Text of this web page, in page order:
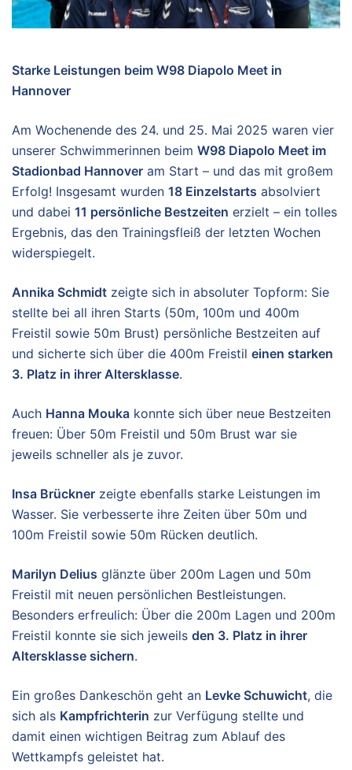
Starke Leistungen beim W98 Diapolo Meet in
Hannover
Am Wochenende des 24. und 25. Mai 2025 waren vier
unserer Schwimmerinnen beim W98 Diapolo Meet im
Stadionbad Hannover am Start – und das mit großem
Erfolg! Insgesamt wurden 18 Einzelstarts absolviert
und dabei 11 persönliche Bestzeiten erzielt – ein tolles
Ergebnis, das den Trainingsfleiß der letzten Wochen
widerspiegelt.
Annika Schmidt zeigte sich in absoluter Topform: Sie
stellte bei all ihren Starts (50m, 100m und 400m
Freistil sowie 50m Brust) persönliche Bestzeiten auf
und sicherte sich über die 400m Freistil einen starken
3. Platz in ihrer Altersklasse.
Auch Hanna Mouka konnte sich über neue Bestzeiten
freuen: Über 50m Freistil und 50m Brust war sie
jeweils schneller als je zuvor.
Insa Brückner zeigte ebenfalls starke Leistungen im
Wasser. Sie verbesserte ihre Zeiten über 50m und
100m Freistil sowie 50m Rücken deutlich.
Marilyn Delius glänzte über 200m Lagen und 50m
Freistil mit neuen persönlichen Bestleistungen.
Besonders erfreulich: Über die 200m Lagen und 200m
Freistil konnte sie sich jeweils den 3. Platz in ihrer
Altersklasse sichern.
Ein großes Dankeschön geht an Levke Schuwicht, die
sich als Kampfrichterin zur Verfügung stellte und
damit einen wichtigen Beitrag zum Ablauf des
Wettkampfs geleistet hat.